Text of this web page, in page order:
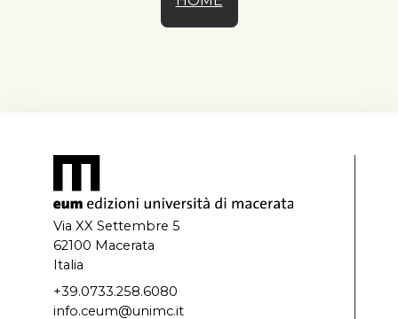
Via XX Settembre 5
62100 Macerata
Italia
+39.0733.258.6080
info.ceum@unimc.it